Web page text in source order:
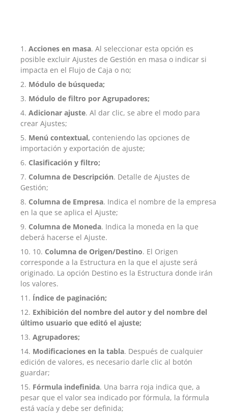
Acciones en masa. Al seleccionar esta opción es
posible excluir Ajustes de Gestión en masa o indicar si
impacta en el Flujo de Caja o no;
Módulo de búsqueda;
Módulo de filtro por Agrupadores;
Adicionar ajuste. Al dar clic, se abre el modo para
crear Ajustes;
Menú contextual, conteniendo las opciones de
importación y exportación de ajuste;
Clasificación y filtro;
Columna de Descripción. Detalle de Ajustes de
Gestión;
Columna de Empresa. Indica el nombre de la empresa
en la que se aplica el Ajuste;
Columna de Moneda. Indica la moneda en la que
deberá hacerse el Ajuste.
10. Columna de Origen/Destino. El Origen
corresponde a la Estructura en la que el ajuste será
originado. La opción Destino es la Estructura donde irán
los valores.
Índice de paginación;
Exhibición del nombre del autor y del nombre del
último usuario que editó el ajuste;
Agrupadores;
Modificaciones en la tabla. Después de cualquier
edición de valores, es necesario darle clic al botón
guardar;
Fórmula indefinida. Una barra roja indica que, a
pesar que el valor sea indicado por fórmula, la fórmula
está vacía y debe ser definida;